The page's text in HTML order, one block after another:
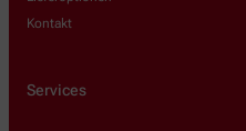
Kontakt
Services